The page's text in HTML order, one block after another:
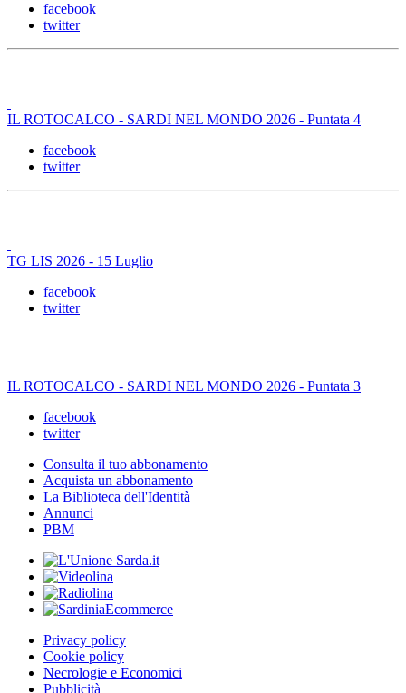
facebook
twitter
IL ROTOCALCO - SARDI NEL MONDO 2026 - Puntata 4
facebook
twitter
TG LIS 2026 - 15 Luglio
facebook
twitter
IL ROTOCALCO - SARDI NEL MONDO 2026 - Puntata 3
facebook
twitter
Consulta il tuo abbonamento
Acquista un abbonamento
La Biblioteca dell'Identità
Annunci
PBM
Privacy policy
Cookie policy
Necrologie e Economici
Pubblicità